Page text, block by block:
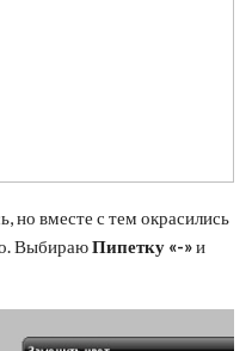
но вместе с тем окрасились
ВыбираюПипетку «-»и